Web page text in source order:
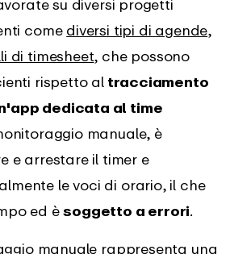
su diversi progetti
come diversi tipi di agende,
di timesheet, che possono
rispetto altracciamento
dedicata al time
manuale, è
e arrestare il timer e
le voci di orario, il che
ed èsoggetto a errori.
manuale rappresenta una